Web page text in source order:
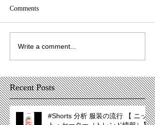
Comments
Write a comment...
Recent Posts
#Shorts 分析 服装の流行 【 ニッ